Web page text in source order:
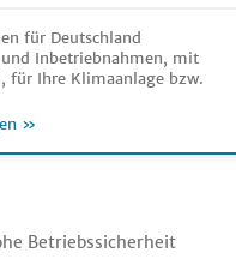
für Deutschland
Inbetriebnahmen, mit
für Ihre Klimaanlage bzw.
»
Betriebssicherheit